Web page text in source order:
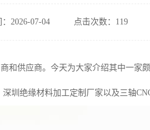
：2026-07-04 点击次数：119
和供应商。今天为大家介绍其中一
圳绝缘材料加工定制厂家以及三轴